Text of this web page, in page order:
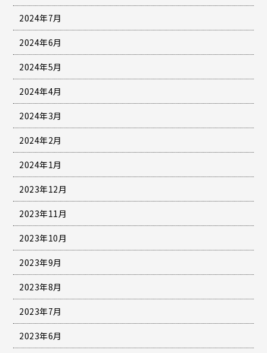
2024年7月
2024年6月
2024年5月
2024年4月
2024年3月
2024年2月
2024年1月
2023年12月
2023年11月
2023年10月
2023年9月
2023年8月
2023年7月
2023年6月